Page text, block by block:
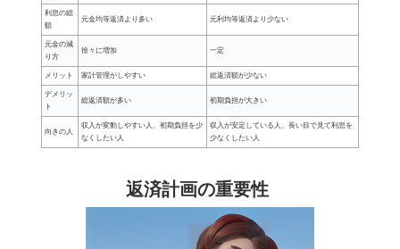
利息の総
額
元金均等返済より多い 元利均等返済より少ない
元金の減
り方
徐々に増加 一定
メリット 家計管理がしやすい 総返済額が少ない
デメリッ
ト
総返済額が多い 初期負担が大きい
向きの人
収入が変動しやすい人、初期負担を少
なくしたい人
収入が安定している人、長い目で見て利息を
少なくしたい人
返済計画の重要性